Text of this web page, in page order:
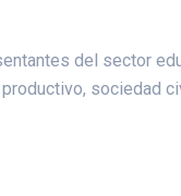
del sector
sociedad